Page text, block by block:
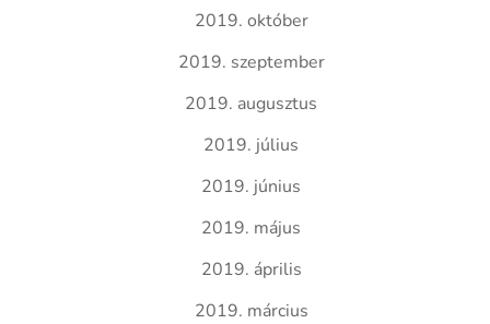
2019. október
2019. szeptember
2019. augusztus
2019. július
2019. június
2019. május
2019. április
2019. március